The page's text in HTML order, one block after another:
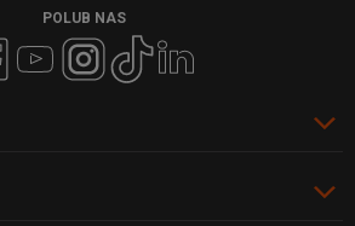
POLUB NAS